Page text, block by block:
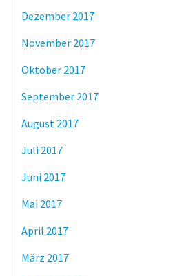
Dezember 2017
November 2017
Oktober 2017
September 2017
August 2017
Juli 2017
Juni 2017
Mai 2017
April 2017
März 2017